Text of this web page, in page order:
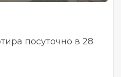
посуточно в 28